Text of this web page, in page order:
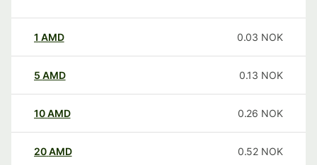
1 AMD 0.03 NOK
5 AMD 0.13 NOK
10AMD 0.26 NOK
20AMD 0.52 NOK